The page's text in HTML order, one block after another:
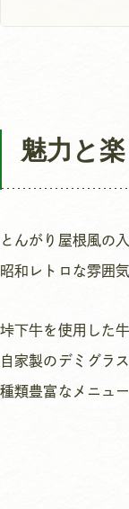
魅力と
とんがり屋根風の
昭和レトロな雰囲
垰下牛を使用した
自家製のデミグラ
種類豊富なメニュ